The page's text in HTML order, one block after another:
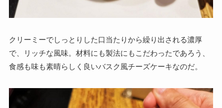
クリーミーでしっとりした口当たりから繰り出される濃厚
で、リッチな風味。材料にも製法にもこだわったであろう、
食感も味も素晴らしく良いバスク風チーズケーキなのだ。